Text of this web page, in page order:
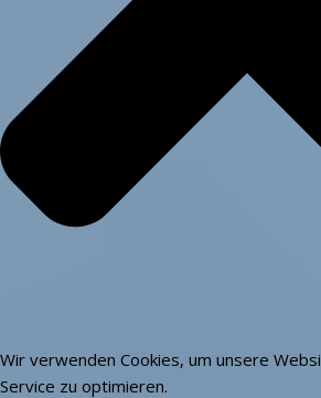
Wir verwenden Cookies, um unsere
Service zu optimieren.